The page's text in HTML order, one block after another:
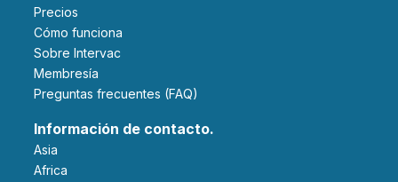
Precios
Cómo funciona
Sobre Intervac
Membresía
Preguntas frecuentes (FAQ)
Información de contacto.
Asia
Africa